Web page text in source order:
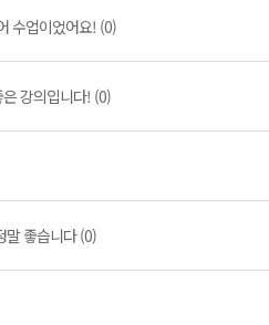
수업이었어요! (0)
강의입니다! (0)
말 좋습니다 (0)